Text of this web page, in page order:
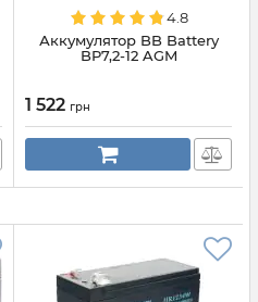
4.8
Аккумулятор BB Battery
BP7,2-12 AGM
1 522 грн